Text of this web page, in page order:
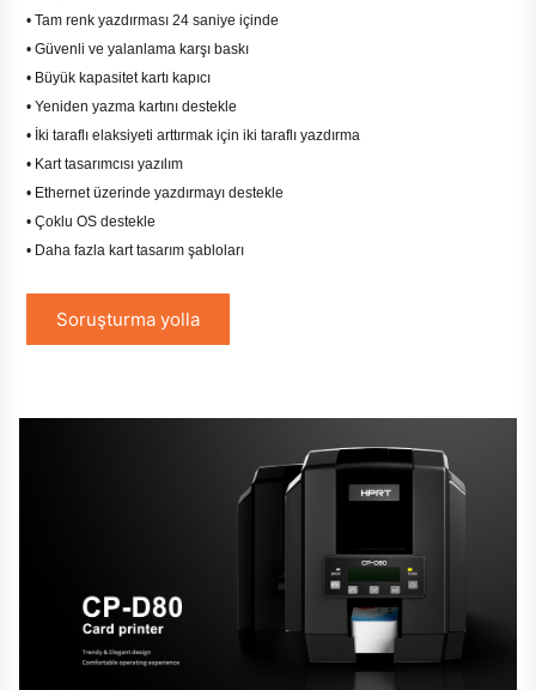
• Tam renk yazdırması 24 saniye içinde
• Güvenli ve yalanlama karşı baskı
• Büyük kapasitet kartı kapıcı
• Yeniden yazma kartını destekle
• İki taraflı elaksiyeti arttırmak için iki taraflı yazdırma
• Kart tasarımcısı yazılım
• Ethernet üzerinde yazdırmayı destekle
• Çoklu OS destekle
• Daha fazla kart tasarım şabloları
Soruşturma yolla